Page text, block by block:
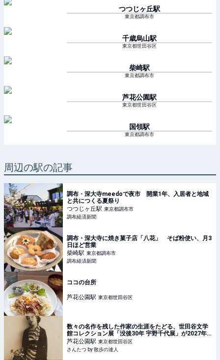
つつじヶ丘駅
東京都調布市
千歳烏山駅
東京都世田谷区
柴崎駅
東京都調布市
芦花公園駅
東京都世田谷区
国領駅
東京都調布市
周辺の駅の記事
調布・深大寺meedoで夜市 開業1年、入居者と地域
と共につくる夏祭り
つつじヶ丘駅 東京都調布市
調布経済新聞
調布・深大寺に焼き菓子店「八花」 そば粉使い、月3
日ほど営業
柴崎駅 東京都調布市
調布経済新聞
ココの台所
芦花公園駅 東京都世田谷区
数々の名作を残した作家の生涯をたどる、世田谷文学
館コレクション展「没後30年 宇野千代展」が2027年3
月28日まで、『世田谷文学館』で開催中｜さんたつ by
散歩の達人
芦花公園駅 東京都世田谷区
さんたつ by 散歩の達人